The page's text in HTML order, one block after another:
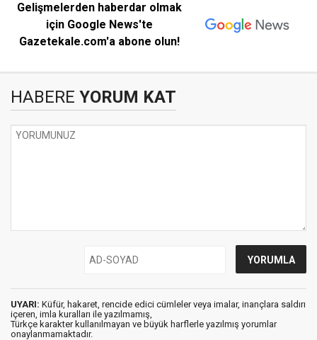
Gelişmelerden haberdar olmak
için Google News'te
Gazetekale.com'a abone olun!
HABERE YORUM KAT
UYARI: Küfür, hakaret, rencide edici cümleler veya imalar, inançlara saldırı
içeren, imla kuralları ile yazılmamış,
Türkçe karakter kullanılmayan ve büyük harflerle yazılmış yorumlar
onaylanmamaktadır.